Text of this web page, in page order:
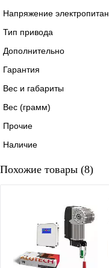
Напряжение
Тип привода
Дополнительно
Гарантия
Вес и габариты
Вес (грамм)
Прочие
Наличие
Похожие товары (8)